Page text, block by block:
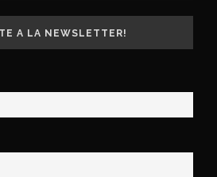
A LA NEWSLETTER!